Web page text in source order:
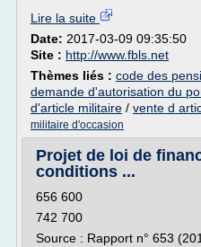
Lire la suite
Date: 2017-03-09 09:35:50
Site : http://www.fbls.net
Thèmes liés : code des
demande d'autorisation du
d'article militaire / vente d
militaire d'occasion
Projet de loi de
conditions ...
656 600
742 700
Source : Rapport n° 653